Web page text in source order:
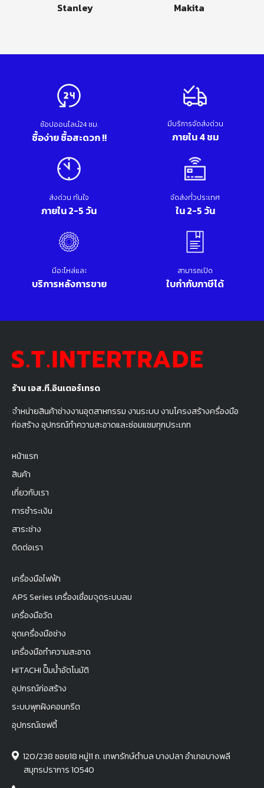
Stanley Makita
ร้าน เอส.ที.อินเตอร์เทรด
จำหน่ายสินค้าช่างงานอุตสาหกรรม งานระบบ งานโครงสร้างครื่องมือ
ก่อสร้าง อุปกรณ์ทำความสะอาดและซ่อมแซมทุกประเภท
หน้าแรก
สินค้า
เกี่ยวกับเรา
การชำระเงิน
สาระช่าง
ติดต่อเรา
เครื่องมือไฟฟ้า
APS Series เครื่องเชื่อมจุดระบบลม
เครื่องมือวัด
ชุดเครื่องมือช่าง
เครื่องมือทำความสะอาด
HITACHI ปั๊มน้ำอัตโนมัติ
อุปกรณ์ก่อสร้าง
ระบบพุกฝังคอนกรีต
อุปกรณ์เซฟตี้
120/238 ซอย18 หมู่11 ถ. เทพารักษ์ตำบล บางปลา อำเภอบางพลี
สมุทรปราการ 10540
ช้อปออนไลน์24 ชม.
ซื้อง่าย ซื้อสะดวก !!
มีบริการจัดส่งด่วน
ภายใน 4 ชม
ส่งด่วน ทันใจ
ภายใน 2-5 วัน
จัดส่งทั่วประเทศ
ใน 2-5 วัน
มีอะไหล่และ
บริการหลังการขาย
สามารถเปิด
ใบกำกับภาษีได้